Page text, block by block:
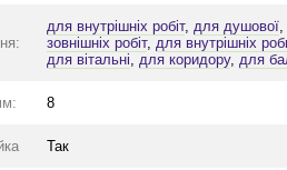
для внутрішніх робіт, для душової,
зовнішніх робіт, для внутрішніх
для вітальні, для коридору, для
8
Так